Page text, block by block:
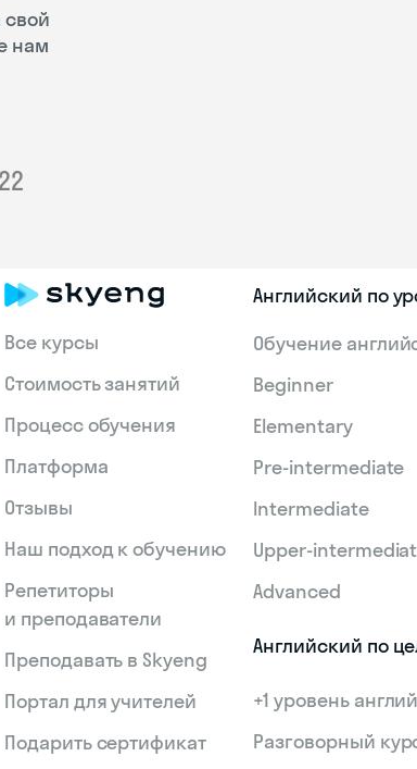
свой
нам
Все курсы
Стоимость занятий
Процесс обучения
Платформа
Отзывы
Наш подход к обучению
Репетиторы
и преподаватели
Преподавать в Skyeng
Портал для учителей
Подарить сертификат
Английский по
Обучение
Beginner
Elementary
Pre-intermediate
Intermediate
Upper-
Advanced
Английский по
+1 уровень
Разговорный